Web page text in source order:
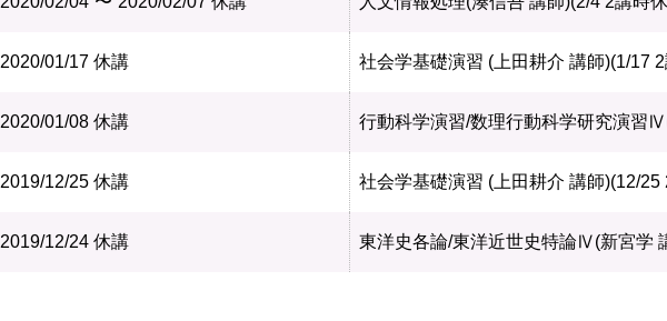
2020/01/17 休講 社会学基礎演習 (上田耕介 講師)(1/17
2020/01/08 休講 行動科学演習/数理行動科学研究演習
2019/12/25 休講 社会学基礎演習 (上田耕介 講師)(12/25
2019/12/24 休講 東洋史各論/東洋近世史特論Ⅳ(新宮学